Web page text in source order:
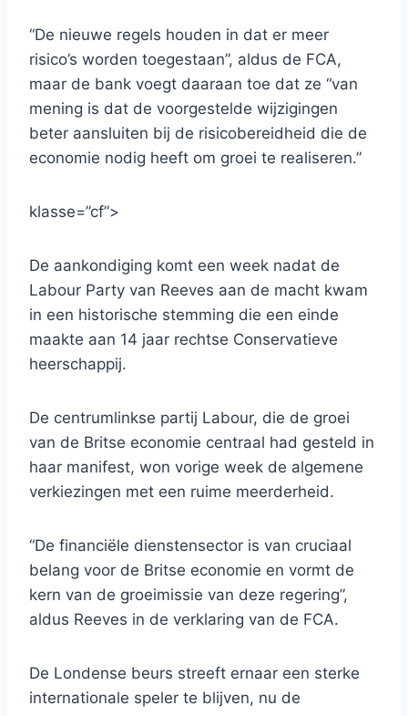
“De nieuwe regels houden in dat er meer
risico’s worden toegestaan”, aldus de FCA,
maar de bank voegt daaraan toe dat ze “van
mening is dat de voorgestelde wijzigingen
beter aansluiten bij de risicobereidheid die de
economie nodig heeft om groei te realiseren.”
klasse=”cf”>
De aankondiging komt een week nadat de
Labour Party van Reeves aan de macht kwam
in een historische stemming die een einde
maakte aan 14 jaar rechtse Conservatieve
heerschappij.
De centrumlinkse partij Labour, die de groei
van de Britse economie centraal had gesteld in
haar manifest, won vorige week de algemene
verkiezingen met een ruime meerderheid.
“De financiële dienstensector is van cruciaal
belang voor de Britse economie en vormt de
kern van de groeimissie van deze regering”,
aldus Reeves in de verklaring van de FCA.
De Londense beurs streeft ernaar een sterke
internationale speler te blijven, nu de